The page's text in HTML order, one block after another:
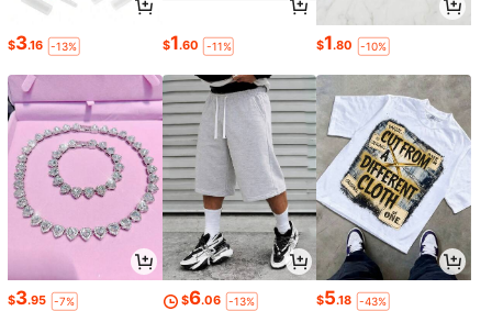
$3.16 -13% $1.60 -11% $1.80 -10%
$3.95 -7% $6.06 -13% $5.18 -43%